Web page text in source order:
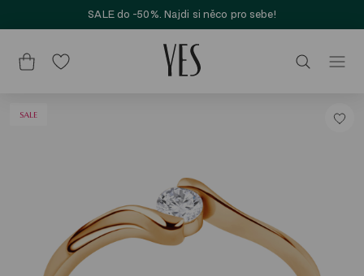
SALE do -50%. Najdi si něco pro sebe!
SALE